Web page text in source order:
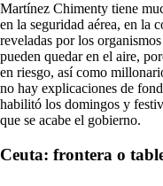
Martínez Chimenty tiene
en la seguridad aérea, en la
reveladas por los
pueden quedar en el aire,
en riesgo, así como
no hay explicaciones de
habilitó los domingos y
que se acabe el gobierno.
Ceuta: frontera o